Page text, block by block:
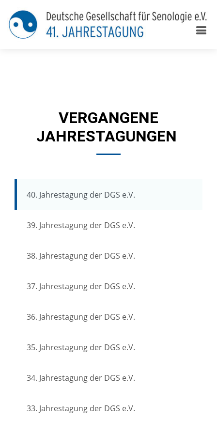
VERGANGENE
JAHRESTAGUNGEN
40. Jahrestagung der DGS e.V.
39. Jahrestagung der DGS e.V.
38. Jahrestagung der DGS e.V.
37. Jahrestagung der DGS e.V.
36. Jahrestagung der DGS e.V.
35. Jahrestagung der DGS e.V.
34. Jahrestagung der DGS e.V.
33. Jahrestagung der DGS e.V.